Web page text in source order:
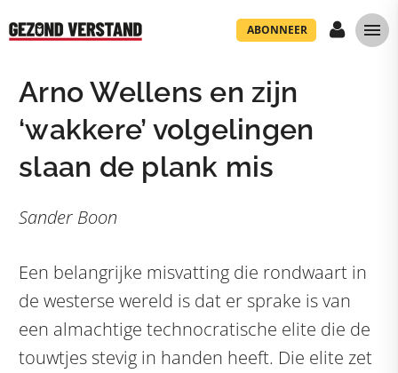
ABONNEER
Arno Wellens en zijn
‘wakkere’ volgelingen
slaan de plank mis
Sander Boon
Een belangrijke misvatting die rondwaart in
de westerse wereld is dat er sprake is van
een almachtige technocratische elite die de
touwtjes stevig in handen heeft. Die elite zet